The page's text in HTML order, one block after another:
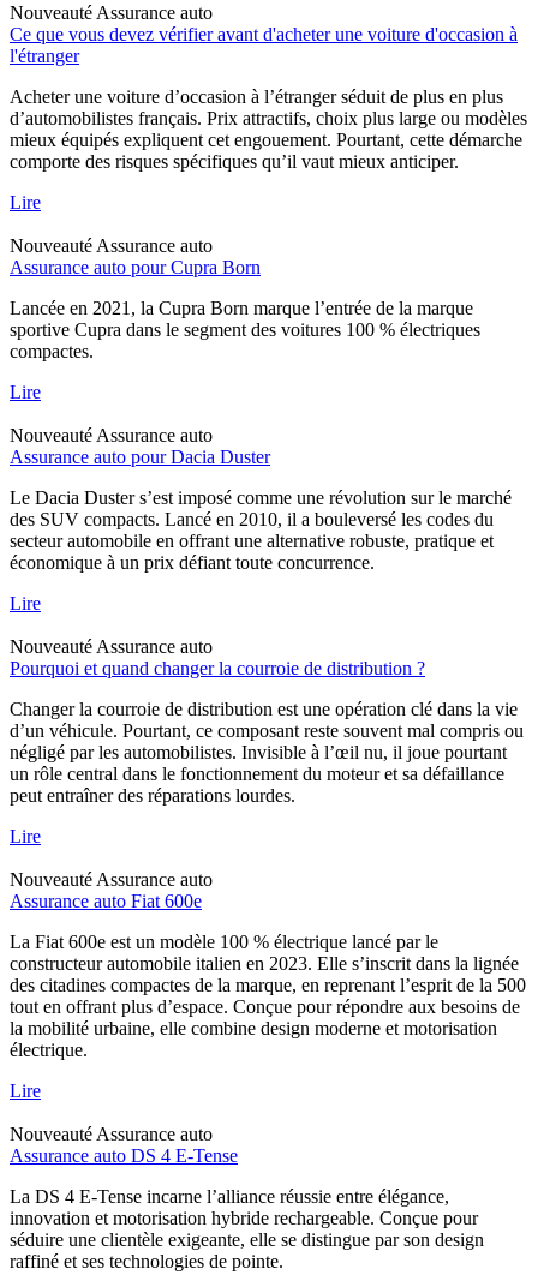
Nouveauté Assurance auto
Ce que vous devez vérifier avant d'acheter une voiture d'occasion à
l'étranger
Acheter une voiture d’occasion à l’étranger séduit de plus en plus
d’automobilistes français. Prix attractifs, choix plus large ou modèles
mieux équipés expliquent cet engouement. Pourtant, cette démarche
comporte des risques spécifiques qu’il vaut mieux anticiper.
Lire
Nouveauté Assurance auto
Assurance auto pour Cupra Born
Lancée en 2021, la Cupra Born marque l’entrée de la marque
sportive Cupra dans le segment des voitures 100 % électriques
compactes.
Lire
Nouveauté Assurance auto
Assurance auto pour Dacia Duster
Le Dacia Duster s’est imposé comme une révolution sur le marché
des SUV compacts. Lancé en 2010, il a bouleversé les codes du
secteur automobile en offrant une alternative robuste, pratique et
économique à un prix défiant toute concurrence.
Lire
Nouveauté Assurance auto
Pourquoi et quand changer la courroie de distribution ?
Changer la courroie de distribution est une opération clé dans la vie
d’un véhicule. Pourtant, ce composant reste souvent mal compris ou
négligé par les automobilistes. Invisible à l’œil nu, il joue pourtant
un rôle central dans le fonctionnement du moteur et sa défaillance
peut entraîner des réparations lourdes.
Lire
Nouveauté Assurance auto
Assurance auto Fiat 600e
La Fiat 600e est un modèle 100 % électrique lancé par le
constructeur automobile italien en 2023. Elle s’inscrit dans la lignée
des citadines compactes de la marque, en reprenant l’esprit de la 500
tout en offrant plus d’espace. Conçue pour répondre aux besoins de
la mobilité urbaine, elle combine design moderne et motorisation
électrique.
Lire
Nouveauté Assurance auto
Assurance auto DS 4 E-Tense
La DS 4 E-Tense incarne l’alliance réussie entre élégance,
innovation et motorisation hybride rechargeable. Conçue pour
séduire une clientèle exigeante, elle se distingue par son design
raffiné et ses technologies de pointe.